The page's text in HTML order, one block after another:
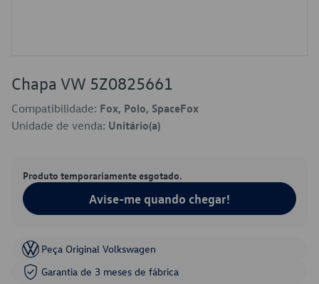
Chapa VW 5Z0825661
Compatibilidade: Fox, Polo, SpaceFox
Unidade de venda: Unitário(a)
Produto temporariamente esgotado.
Avise-me quando chegar!
Peça Original Volkswagen
Garantia de 3 meses de fábrica